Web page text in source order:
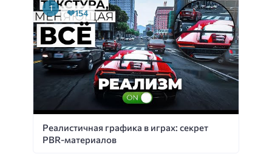
Реалистичная графика в играх: секрет
PBR-материалов
154